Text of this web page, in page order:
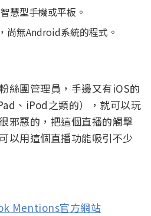
慧型手機或平板。
尚無Android系統的程式。
絲團管理員，手邊又有iOS的
、iPod之類的），就可以玩
邪惡的，把這個直播的觸擊
以用這個直播功能吸引不少
Mentions官方網站